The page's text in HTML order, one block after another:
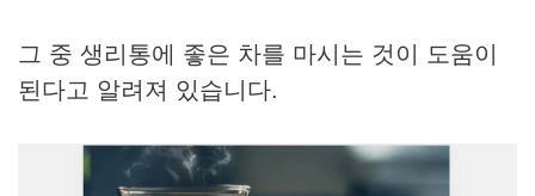
그 중 생리통에 좋은 차를 마시는 것이 도움이
된다고 알려져 있습니다.